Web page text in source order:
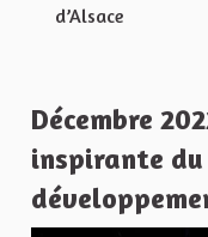
d’Alsace
Décembre
inspirante du